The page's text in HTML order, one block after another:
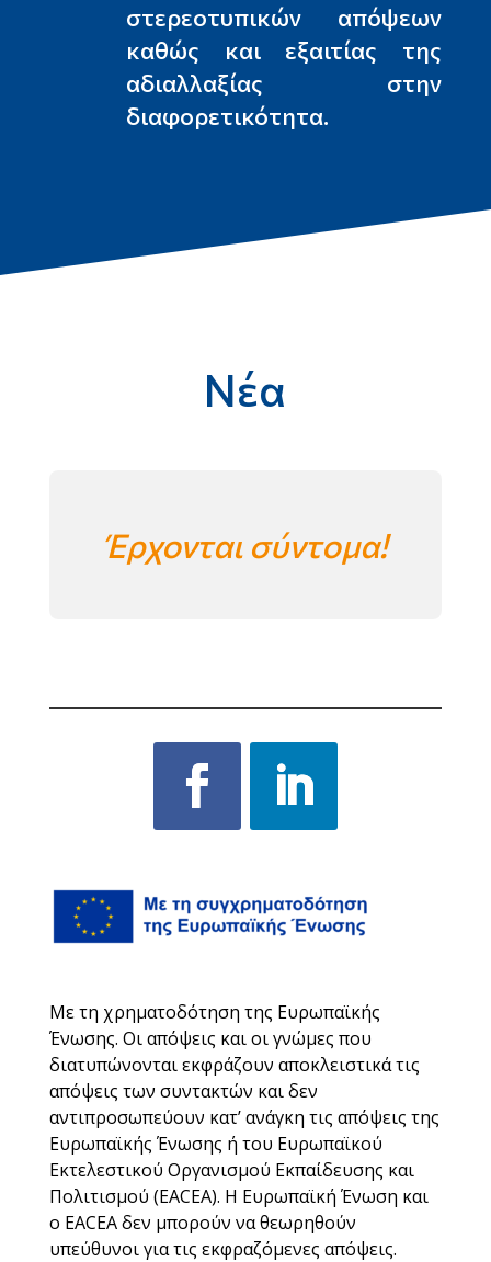
στερεοτυπικών απόψεων
καθώς και εξαιτίας της
αδιαλλαξίας στην
διαφορετικότητα.
Νέα
Έρχονται σύντομα!
Με τη χρηματοδότηση της Ευρωπαϊκής
Ένωσης. Οι απόψεις και οι γνώμες που
διατυπώνονται εκφράζουν αποκλειστικά τις
απόψεις των συντακτών και δεν
αντιπροσωπεύουν κατ’ ανάγκη τις απόψεις της
Ευρωπαϊκής Ένωσης ή του Ευρωπαϊκού
Εκτελεστικού Οργανισμού Εκπαίδευσης και
Πολιτισμού (EACEA). Η Ευρωπαϊκή Ένωση και
ο EACEA δεν μπορούν να θεωρηθούν
υπεύθυνοι για τις εκφραζόμενες απόψεις.